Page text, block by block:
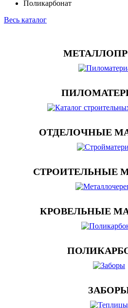
Поликарбонат
Весь каталог
ОТДЕЛОЧНЫЕ
СТРОИТЕЛЬНЫЕ
КРОВЕЛЬНЫЕ